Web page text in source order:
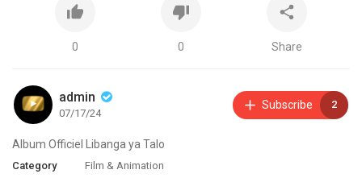
0 0 Share
admin
07/17/24
Subscribe 2
Album Officiel Libanga ya Talo
Category Film & Animation